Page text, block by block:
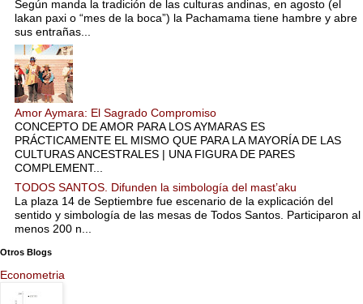
Según manda la tradición de las culturas andinas, en agosto (el
lakan paxi o “mes de la boca”) la Pachamama tiene hambre y abre
sus entrañas...
Amor Aymara: El Sagrado Compromiso
CONCEPTO DE AMOR PARA LOS AYMARAS ES
PRÁCTICAMENTE EL MISMO QUE PARA LA MAYORÍA DE LAS
CULTURAS ANCESTRALES | UNA FIGURA DE PARES
COMPLEMENT...
TODOS SANTOS. Difunden la simbología del mast’aku
La plaza 14 de Septiembre fue escenario de la explicación del
sentido y simbología de las mesas de Todos Santos. Participaron al
menos 200 n...
Otros Blogs
Econometria